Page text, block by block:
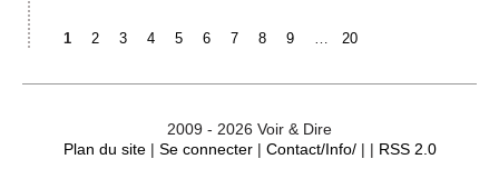
1 2 3 4 5 6 7 8 9 … 20
2009 - 2026 Voir & Dire
Plan du site| Se connecter| Contact/Info/| | RSS 2.0